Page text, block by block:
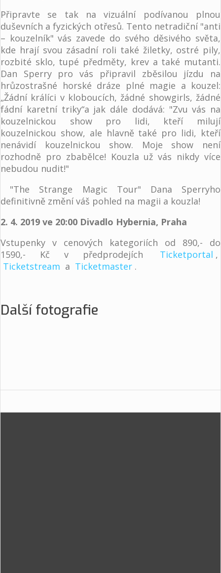
Připravte se tak na vizuální podívanou plnou
duševních a fyzických otřesů. Tento netradiční "anti
– kouzelník" vás zavede do svého děsivého světa,
kde hrají svou zásadní roli také žiletky, ostré pily,
rozbité sklo, tupé předměty, krev a také mutanti.
Dan Sperry pro vás připravil zběsilou jízdu na
hrůzostrašné horské dráze plné magie a kouzel:
„Žádní králíci v kloboucích, žádné showgirls, žádné
fádní karetní triky“a jak dále dodává: "Zvu vás na
kouzelnickou show pro lidi, kteří milují
kouzelnickou show, ale hlavně také pro lidi, kteří
nenávidí kouzelnickou show. Moje show není
rozhodně pro zbabělce! Kouzla už vás nikdy více
nebudou nudit!"
"The Strange Magic Tour" Dana Sperryho
definitivně změní váš pohled na magii a kouzla!
2. 4. 2019 ve 20:00 Divadlo Hybernia, Praha
Vstupenky v cenových kategoriích od 890,- do
1590,- Kč v předprodejích
Ticketportal ,
Ticketstream a Ticketmaster .
Další fotografie